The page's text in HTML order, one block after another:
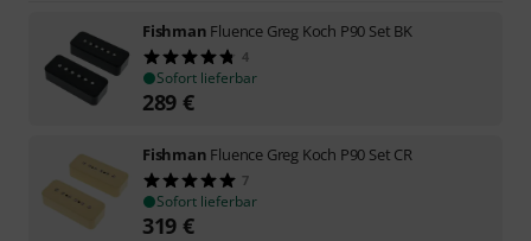
Fishman Fluence Greg Koch P90 Set BK
4
Sofort lieferbar
289 €
Fishman Fluence Greg Koch P90 Set CR
7
Sofort lieferbar
319 €